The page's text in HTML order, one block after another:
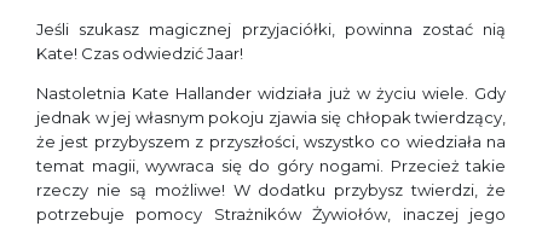
Jeśli szukasz magicznej przyjaciółki, powinna zostać nią
Kate! Czas odwiedzić Jaar!
Nastoletnia Kate Hallander widziała już w życiu wiele. Gdy
jednak w jej własnym pokoju zjawia się chłopak twierdzący,
że jest przybyszem z przyszłości, wszystko co wiedziała na
temat magii, wywraca się do góry nogami. Przecież takie
rzeczy nie są możliwe! W dodatku przybysz twierdzi, że
potrzebuje pomocy Strażników Żywiołów, inaczej jego